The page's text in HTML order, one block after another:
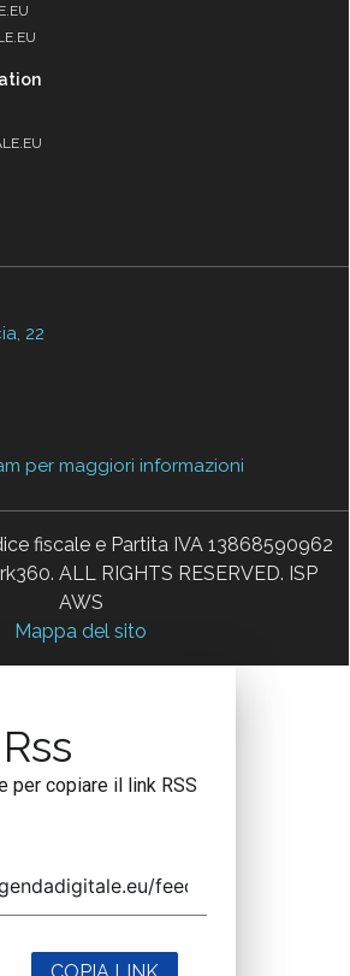
22
per maggiori informazioni
fiscale e Partita IVA 13868590962
ALL RIGHTS RESERVED. ISP
AWS
Mappa del sito
per copiare il link RSS
COPIA LINK